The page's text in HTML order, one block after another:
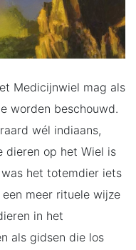
Medicijnwiel mag als
worden beschouwd.
wél indiaans,
dieren op het Wiel is
het totemdier iets
meer rituele wijze
in het
als gidsen die los